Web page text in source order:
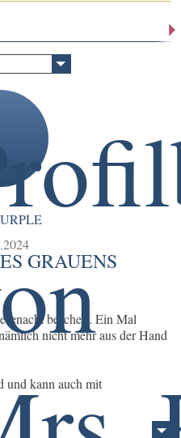
GRAUENS
beschert. Ein Mal
nicht mehr aus der Hand
und kann auch mit